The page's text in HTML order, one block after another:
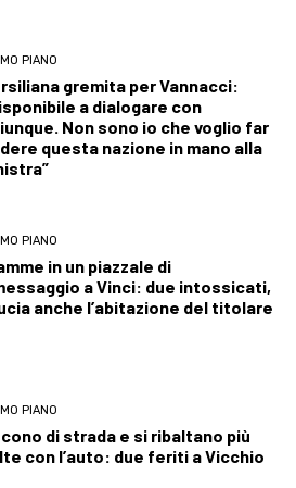
PIANO
gremita per Vannacci:
a dialogare con
Non sono io che voglio far
questa nazione in mano alla
PIANO
in un piazzale di
a Vinci: due intossicati,
anche l’abitazione del titolare
PIANO
di strada e si ribaltano più
con l’auto: due feriti a Vicchio